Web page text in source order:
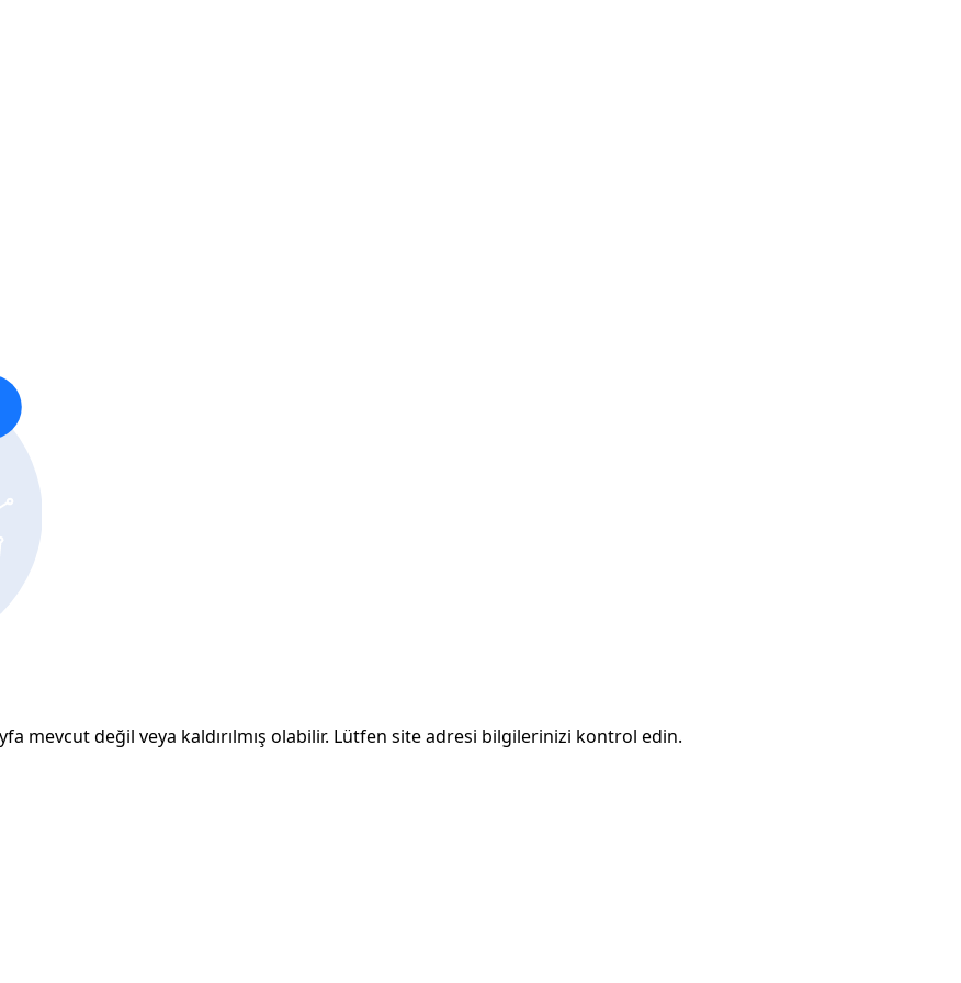
mevcut değil veya kaldırılmış olabilir. Lütfen site adresi bilgilerinizi kontrol edin.